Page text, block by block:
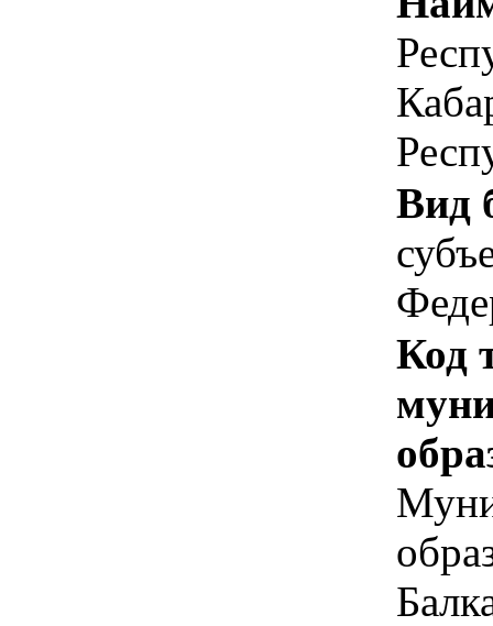
Вид
Код